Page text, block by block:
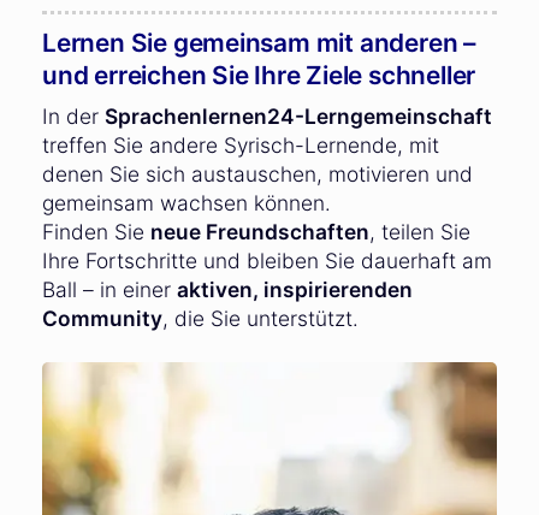
Lernen Sie gemeinsam mit anderen –
und erreichen Sie Ihre Ziele schneller
In der Sprachenlernen24-Lerngemeinschaft
treffen Sie andere Syrisch-Lernende, mit
denen Sie sich austauschen, motivieren und
gemeinsam wachsen können.
Finden Sie neue Freundschaften, teilen Sie
Ihre Fortschritte und bleiben Sie dauerhaft am
Ball – in einer aktiven, inspirierenden
Community, die Sie unterstützt.